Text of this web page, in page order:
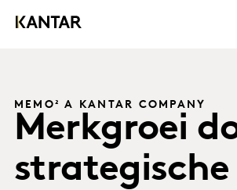
MEMO² A KANTAR COMPANY
Merkgroei
strategische